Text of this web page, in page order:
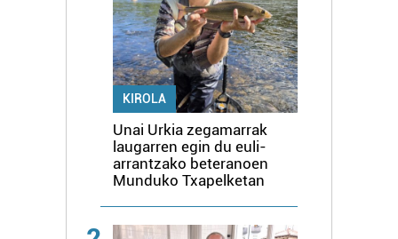
KIROLA
Unai Urkia zegamarrak
laugarren egin du euli-
arrantzako beteranoen
Munduko Txapelketan